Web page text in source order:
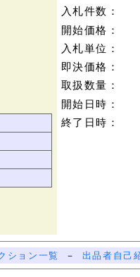
入札件数：
開始価格：
入札単位：
即決価格：
取扱数量：
開始日時：
終了日時：
ション一覧 － 出品者自己